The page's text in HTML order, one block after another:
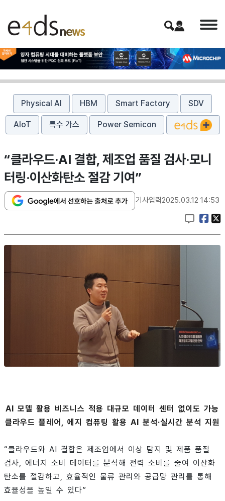
Physical AI HBM Smart Factory SDV
AIoT 특수 가스 Power Semicon
“클라우드·AI 결합, 제조업 품질 검사·모니
터링·이산화탄소 절감 기여”
기사입력2025.03.12 14:53
AI 모델 활용 비즈니스 적용 대규모 데이터 센터 없이도 가능
클라우드 플레어, 에지 컴퓨팅 활용 AI 분석·실시간 분석 지원
“클라우드와 AI 결합은 제조업에서 이상 탐지 및 제품 품질
검사, 에너지 소비 데이터를 분석해 전력 소비를 줄여 이산화
탄소를 절감하고, 효율적인 물류 관리와 공급망 관리를 통해
효율성을 높일 수 있다”